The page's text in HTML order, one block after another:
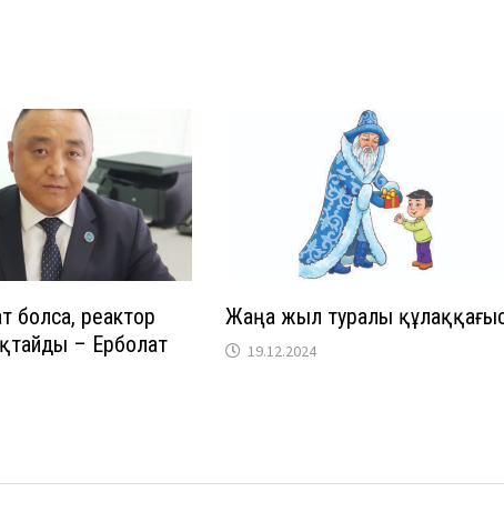
болса, реактор
– Ерболат
Жаңа жыл туралы
19.12.2024